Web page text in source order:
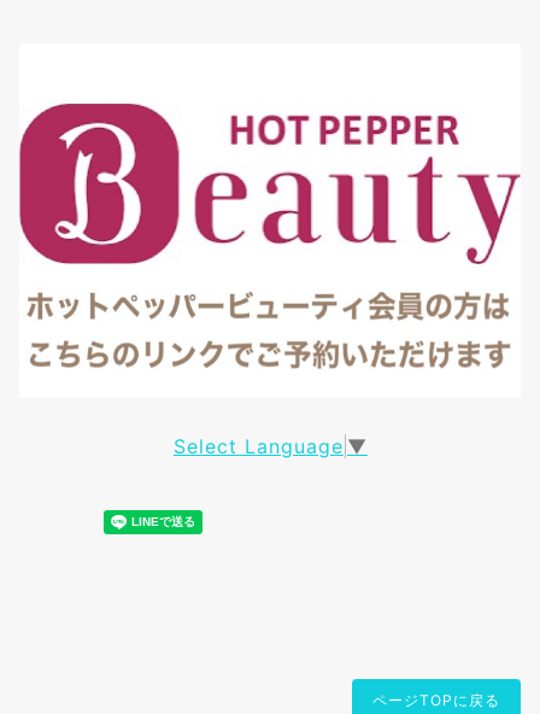
Select Language ▼
ページTOPに戻る